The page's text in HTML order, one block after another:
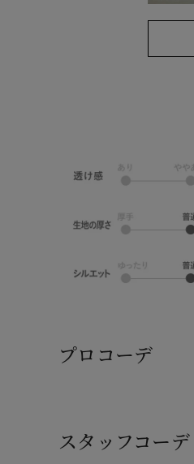
プロコーデ
スタッフコーデ